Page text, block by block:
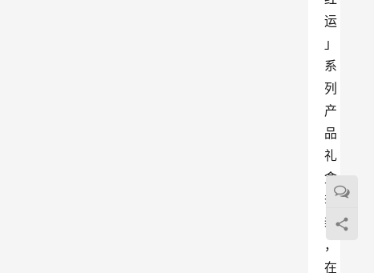
运
」
系
列
产
品
礼
盒
套
装
，
在